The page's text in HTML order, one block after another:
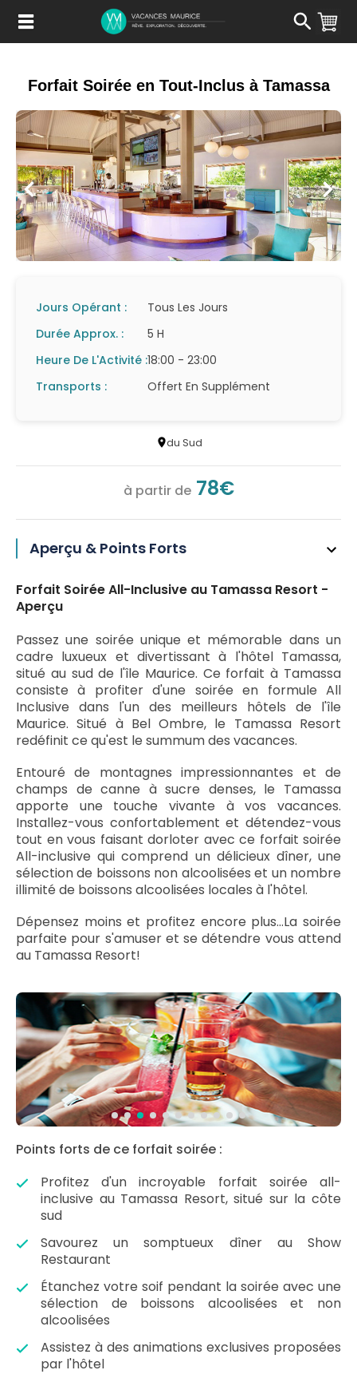
Contenu
Forfait Soirée en Tout-Inclus à Tamassa
Jours Opérant :
Tous Les Jours
Durée Approx. :
5 H
Heure De L'Activité :18:00 - 23:00
Transports :
Offert En Supplément
du Sud
à partir de 78€
Aperçu & Points Forts
Forfait Soirée All-Inclusive au Tamassa Resort -
Aperçu
Passez une soirée unique et mémorable dans un
cadre luxueux et divertissant à l'hôtel Tamassa,
situé au sud de l'île Maurice. Ce forfait à Tamassa
consiste à profiter d'une soirée en formule All
Inclusive dans l'un des meilleurs hôtels de l'île
Maurice. Situé à Bel Ombre, le Tamassa Resort
redéfinit ce qu'est le summum des vacances.
Entouré de montagnes impressionnantes et de
champs de canne à sucre denses, le Tamassa
apporte une touche vivante à vos vacances.
Installez-vous confortablement et détendez-vous
tout en vous faisant dorloter avec ce forfait soirée
All-inclusive qui comprend un délicieux dîner, une
sélection de boissons non alcoolisées et un nombre
illimité de boissons alcoolisées locales à l'hôtel.
Dépensez moins et profitez encore plus...La soirée
parfaite pour s'amuser et se détendre vous attend
au Tamassa Resort!
Points forts de ce forfait soirée :
Profitez d'un incroyable forfait soirée all-
inclusive au Tamassa Resort, situé sur la côte
sud
Savourez un somptueux dîner au Show
Restaurant
Étanchez votre soif pendant la soirée avec une
sélection de boissons alcoolisées et non
alcoolisées
Assistez à des animations exclusives proposées
par l'hôtel